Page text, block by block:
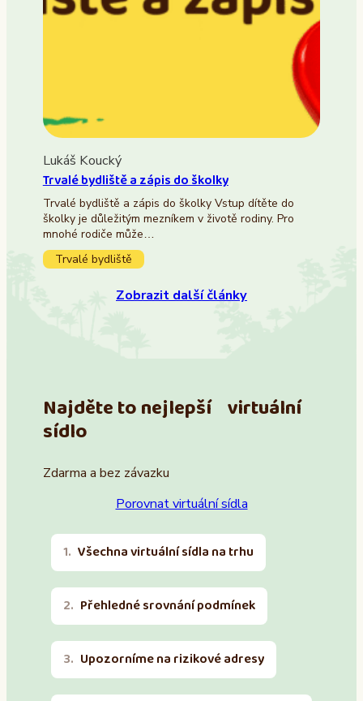
Lukáš Koucký
Trvalé bydliště a zápis do školky
Trvalé bydliště a zápis do školky Vstup dítěte do
školky je důležitým mezníkem v životě rodiny. Pro
mnohé rodiče může…
Trvalé bydliště
Zobrazit další články
Najděte to nejlepší virtuální
sídlo
Zdarma a bez závazku
Porovnat virtuální sídla
Všechna virtuální sídla na trhu
Přehledné srovnání podmínek
Upozorníme na rizikové adresy